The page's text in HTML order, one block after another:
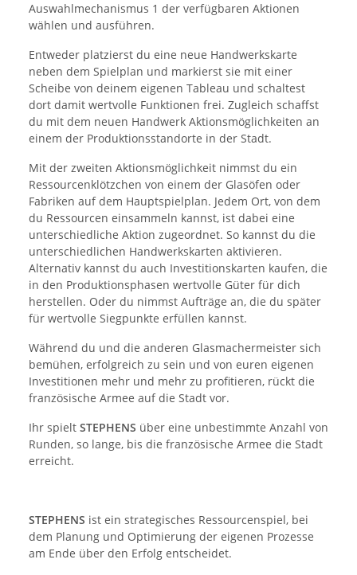
Auswahlmechanismus 1 der verfügbaren Aktionen
wählen und ausführen.
Entweder platzierst du eine neue Handwerkskarte
neben dem Spielplan und markierst sie mit einer
Scheibe von deinem eigenen Tableau und schaltest
dort damit wertvolle Funktionen frei. Zugleich schaffst
du mit dem neuen Handwerk Aktionsmöglichkeiten an
einem der Produktionsstandorte in der Stadt.
Mit der zweiten Aktionsmöglichkeit nimmst du ein
Ressourcenklötzchen von einem der Glasöfen oder
Fabriken auf dem Hauptspielplan. Jedem Ort, von dem
du Ressourcen einsammeln kannst, ist dabei eine
unterschiedliche Aktion zugeordnet. So kannst du die
unterschiedlichen Handwerkskarten aktivieren.
Alternativ kannst du auch Investitionskarten kaufen, die
in den Produktionsphasen wertvolle Güter für dich
herstellen. Oder du nimmst Aufträge an, die du später
für wertvolle Siegpunkte erfüllen kannst.
Während du und die anderen Glasmachermeister sich
bemühen, erfolgreich zu sein und von euren eigenen
Investitionen mehr und mehr zu profitieren, rückt die
französische Armee auf die Stadt vor.
Ihr spielt STEPHENS über eine unbestimmte Anzahl von
Runden, so lange, bis die französische Armee die Stadt
erreicht.
STEPHENS ist ein strategisches Ressourcenspiel, bei
dem Planung und Optimierung der eigenen Prozesse
am Ende über den Erfolg entscheidet.